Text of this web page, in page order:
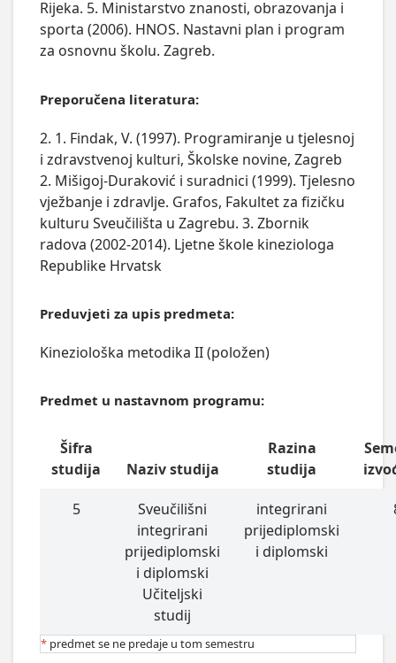
Rijeka. 5. Ministarstvo znanosti, obrazovanja i
sporta (2006). HNOS. Nastavni plan i program
za osnovnu školu. Zagreb.
Preporučena literatura:
2. 1. Findak, V. (1997). Programiranje u tjelesnoj
i zdravstvenoj kulturi, Školske novine, Zagreb
2. Mišigoj-Duraković i suradnici (1999). Tjelesno
vježbanje i zdravlje. Grafos, Fakultet za fizičku
kulturu Sveučilišta u Zagrebu. 3. Zbornik
radova (2002-2014). Ljetne škole kineziologa
Republike Hrvatsk
Preduvjeti za upis predmeta:
Kineziološka metodika II (položen)
Predmet u nastavnom programu:
Šifra
studija
Naziv studija
Razina
studija
5
Sveučilišni
integrirani
prijediplomski
i diplomski
Učiteljski
studij
integrirani
prijediplomski
i diplomski
* predmet se ne predaje u tom semestru